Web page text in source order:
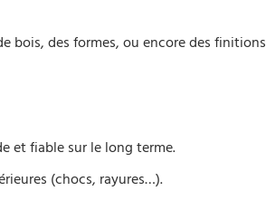
bois, des formes, ou encore des finitions
et fiable sur le long terme.
(chocs, rayures…).